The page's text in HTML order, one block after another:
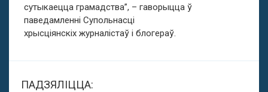
сутыкаецца грамадства”, – гаворыцца ў
паведамленні Супольнасці
хрысціянскіх журналістаў і блогераў.
ПАДЗЯЛІЦЦА: